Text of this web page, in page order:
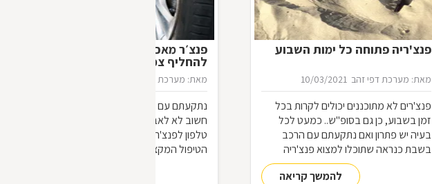
פנצ'ריה פתוחה כל ימות השבוע
מאת: מערכת דפי זהב 10/03/2021
פנצ'רים לא מתוכננים יכולים לקרות בכל
זמן בשבוע, כן גם בסופ"ש.. כמעט לכל
בעיה יש פתרון ואם נתקעתם עם הרכב
בשבת כנראה שתוכלו למצוא פנצ'ריה
להמשך קריאה
פנצ׳ר מאכר – לכל מי שלא למד
להחליף צמיג
מאת: מערכת דפי זהב
נתקעתם עם פנצ'ר באמצע הדרך? הכי
חשוב לא לאבד את העשתונות, להרים
טלפון לפנצ'ר מאכר הקרוב ולקבל את
הטיפול המקצועי שמגיע לרכב שלכם. סעו